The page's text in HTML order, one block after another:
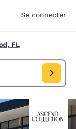
Se connecter
FL
Date d’arrivée aoû 11,